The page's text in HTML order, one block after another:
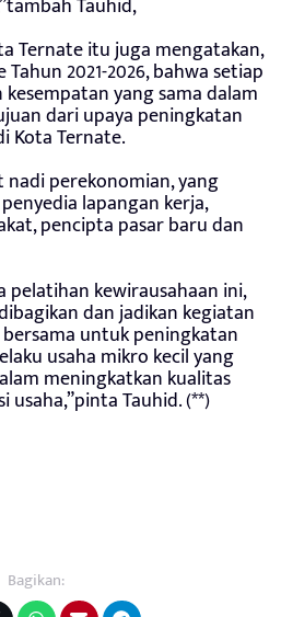
Tauhid,
Ternate itu juga mengatakan,
2021-2026, bahwa setiap
yang sama dalam
dari upaya peningkatan
Kota Ternate.
perekonomian, yang
lapangan kerja,
pencipta pasar baru dan
kewirausahaan ini,
dan jadikan kegiatan
untuk peningkatan
usaha mikro kecil yang
meningkatkan kualitas
Tauhid. (**)
Bagikan: